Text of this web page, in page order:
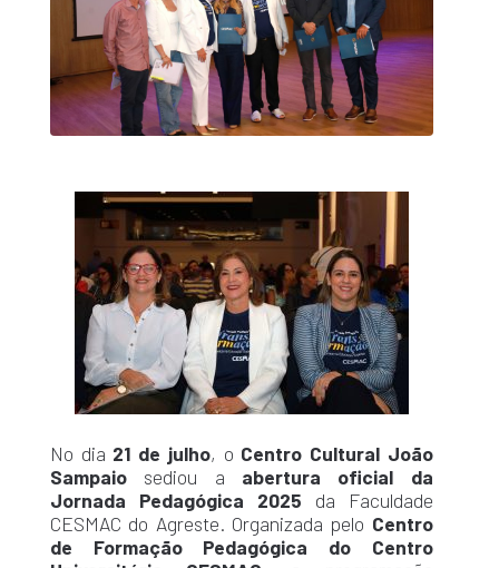
No dia 21 de julho, o Centro Cultural João
Sampaiosediou a abertura oficial da
Jornada Pedagógica 2025 da Faculdade
CESMAC do Agreste. Organizada pelo Centro
de Formação Pedagógica do Centro